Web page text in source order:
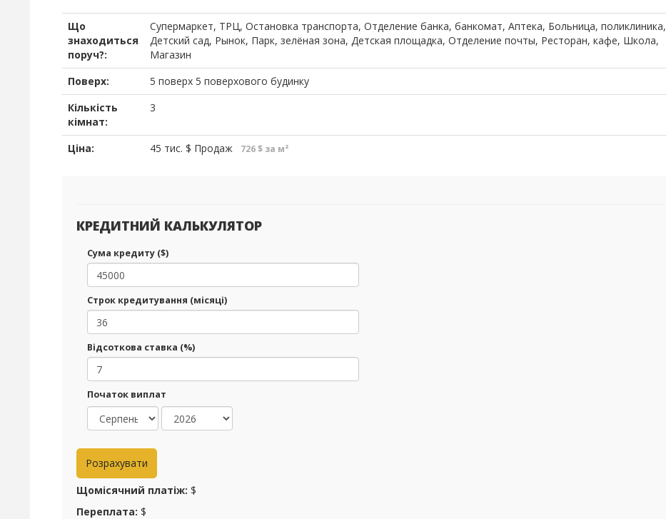
Що
знаходиться
поруч?:
Супермаркет, ТРЦ, Остановка транспорта, Отделение банка, банкомат, Аптека, Больница, поликлиника,
Детский сад, Рынок, Парк, зелёная зона, Детская площадка, Отделение почты, Ресторан, кафе, Школа,
Магазин
Поверх:
5 поверх 5 поверхового будинку
Кількість
кімнат:
3
Ціна: 45 тис. $ Продаж 726 $ за м²
КРЕДИТНИЙ КАЛЬКУЛЯТОР
Сума кредиту ($)
Строк кредитування (місяці)
Відсоткова ставка (%)
Початок виплат
Щомісячний платіж: $
Переплата: $